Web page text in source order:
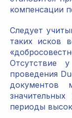
компенсации
Следует
таких исков
Отсутствие
проведения
документов
периоды